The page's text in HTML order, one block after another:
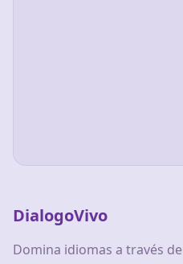
DialogoVivo
Domina idiomas a través de